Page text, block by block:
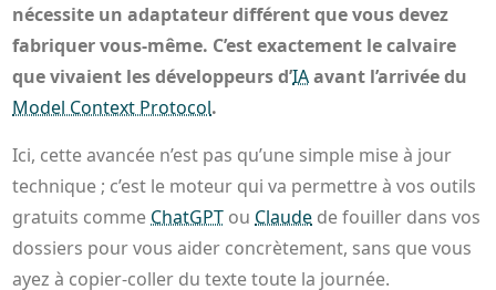
nécessite un adaptateur différent que vous devez
fabriquer vous-même. C’est exactement le calvaire
que vivaient les développeurs d’IAavant l’arrivée du
Model Context Protocol.
Ici, cette avancée n’est pas qu’une simple mise à jour
technique ; c’est le moteur qui va permettre à vos outils
gratuits comme ChatGPT ou Claude de fouiller dans vos
dossiers pour vous aider concrètement, sans que vous
ayez à copier-coller du texte toute la journée.